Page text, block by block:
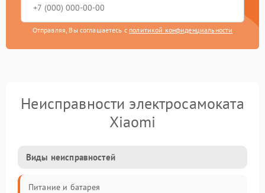
Отправляя, Вы соглашаетесь с политикой конфиденциальности
Неисправности электросамоката
Xiaomi
Виды неисправностей
Питание и батарея